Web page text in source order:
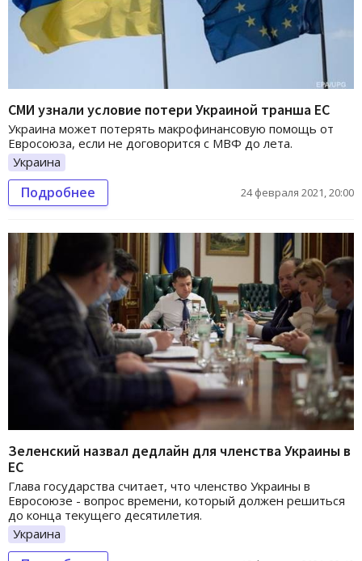
СМИ узнали условие потери Украиной транша ЕС
Украина может потерять макрофинансовую помощь от
Евросоюза, если не договорится с МВФ до лета.
Украина
Подробнее 24 февраля 2021, 20:00
Зеленский назвал дедлайн для членства Украины в
ЕС
Глава государства считает, что членство Украины в
Евросоюзе - вопрос времени, который должен решиться
до конца текущего десятилетия.
Украина